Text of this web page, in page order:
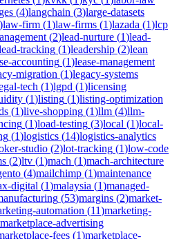
(4)langchain (3)large-datasets
)law-firm (1)law-firms (1)lazada (1)lcp
(2)lead-nurture (1)lead-
tracking (1)leadership (2)lean
accounting (1)lease-management
migration (1)legacy-systems
tech (1)lgpd (1)licensing
(1)listing (1)listing-optimization
(1)live-shopping (1)llm (4)llm-
(1)load-testing (3)local (1)local-
(1)logistics (14)logistics-analytics
studio (2)lot-tracking (1)low-code
(2)ltv (1)mach (1)mach-architecture
(4)mailchimp (1)maintenance
digital (1)malaysia (1)managed-
(53)margins (2)market-
automation (11)marketing-
marketplace-advertising
fees (1)marketplace-